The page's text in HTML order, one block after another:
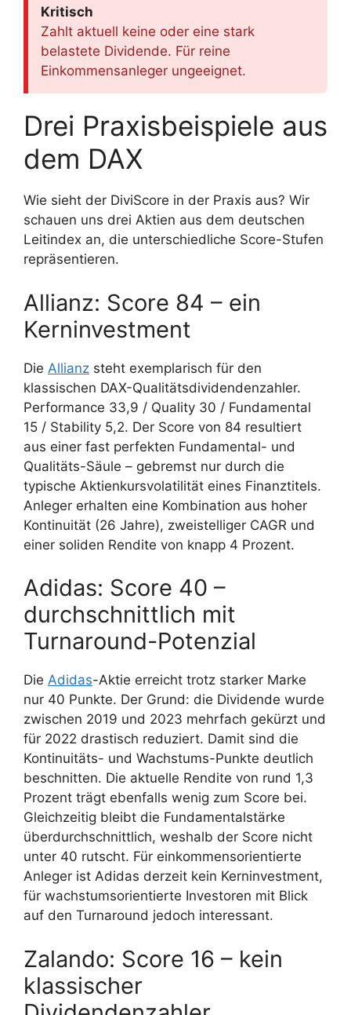
Kritisch
Zahlt aktuell keine oder eine stark
belastete Dividende. Für reine
Einkommens­anleger ungeeignet.
Drei Praxisbeispiele aus
dem DAX
Wie sieht der DiviScore in der Praxis aus? Wir
schauen uns drei Aktien aus dem deutschen
Leitindex an, die unterschiedliche Score-Stufen
repräsentieren.
Allianz: Score 84 – ein
Kerninvestment
Die Allianz steht exemplarisch für den
klassischen DAX-Qualitätsdividendenzahler.
Performance 33,9 / Quality 30 / Fundamental
15 / Stability 5,2. Der Score von 84 resultiert
aus einer fast perfekten Fundamental- und
Qualitäts-Säule – gebremst nur durch die
typische Aktienkursvolatilität eines Finanztitels.
Anleger erhalten eine Kombination aus hoher
Kontinuität (26 Jahre), zweistelliger CAGR und
einer soliden Rendite von knapp 4 Prozent.
Adidas: Score 40 –
durchschnittlich mit
Turnaround-Potenzial
Die Adidas-Aktie erreicht trotz starker Marke
nur 40 Punkte. Der Grund: die Dividende wurde
zwischen 2019 und 2023 mehrfach gekürzt und
für 2022 drastisch reduziert. Damit sind die
Kontinuitäts- und Wachstums-Punkte deutlich
beschnitten. Die aktuelle Rendite von rund 1,3
Prozent trägt ebenfalls wenig zum Score bei.
Gleichzeitig bleibt die Fundamentalstärke
überdurchschnittlich, weshalb der Score nicht
unter 40 rutscht. Für einkommensorientierte
Anleger ist Adidas derzeit kein Kerninvestment,
für wachstumsorientierte Investoren mit Blick
auf den Turnaround jedoch interessant.
Zalando: Score 16 – kein
klassischer